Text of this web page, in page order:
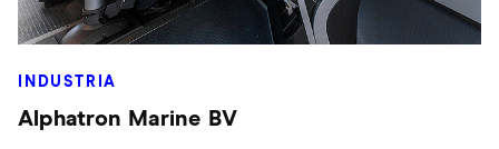
INDUSTRIA
Alphatron Marine BV